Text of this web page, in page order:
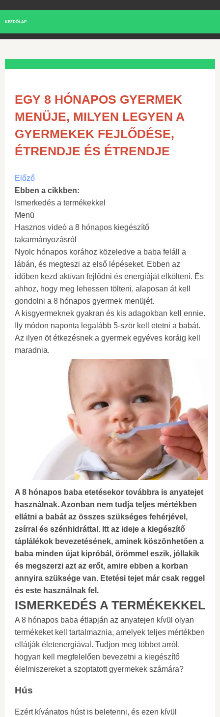
KEZDŐLAP
EGY 8 HÓNAPOS GYERMEK
MENÜJE, MILYEN LEGYEN A
GYERMEKEK FEJLŐDÉSE,
ÉTRENDJE ÉS ÉTRENDJE
Előző
Ebben a cikkben:
Ismerkedés a termékekkel
Menü
Hasznos videó a 8 hónapos kiegészítő
takarmányozásról
Nyolc hónapos korához közeledve a baba feláll a
lábán, és megteszi az első lépéseket. Ebben az
időben kezd aktívan fejlődni és energiáját elkölteni. És
ahhoz, hogy meg lehessen tölteni, alaposan át kell
gondolni a 8 hónapos gyermek menüjét.
A kisgyermeknek gyakran és kis adagokban kell ennie.
Ily módon naponta legalább 5-ször kell etetni a babát.
Az ilyen öt étkezésnek a gyermek egyéves koráig kell
maradnia.
A 8 hónapos baba etetésekor továbbra is anyatejet
használnak. Azonban nem tudja teljes mértékben
ellátni a babát az összes szükséges fehérjével,
zsírral és szénhidráttal. Itt az ideje a kiegészítő
táplálékok bevezetésének, aminek köszönhetően a
baba minden újat kipróbál, örömmel eszik, jóllakik
és megszerzi azt az erőt, amire ebben a korban
annyira szüksége van. Etetési tejet már csak reggel
és este használnak fel.
ISMERKEDÉS A TERMÉKEKKEL
A 8 hónapos baba étlapján az anyatejen kívül olyan
termékeket kell tartalmaznia, amelyek teljes mértékben
ellátják életenergiával. Tudjon meg többet arról,
hogyan kell megfelelően bevezetni a kiegészítő
élelmiszereket a szoptatott gyermekek számára?
Hús
Ezért kívánatos húst is beletenni, és ezen kívül